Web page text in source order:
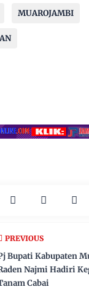
MUAROJAMBI
PREVIOUS
Bupati Kabupaten
Najmi Hadiri
Cabai